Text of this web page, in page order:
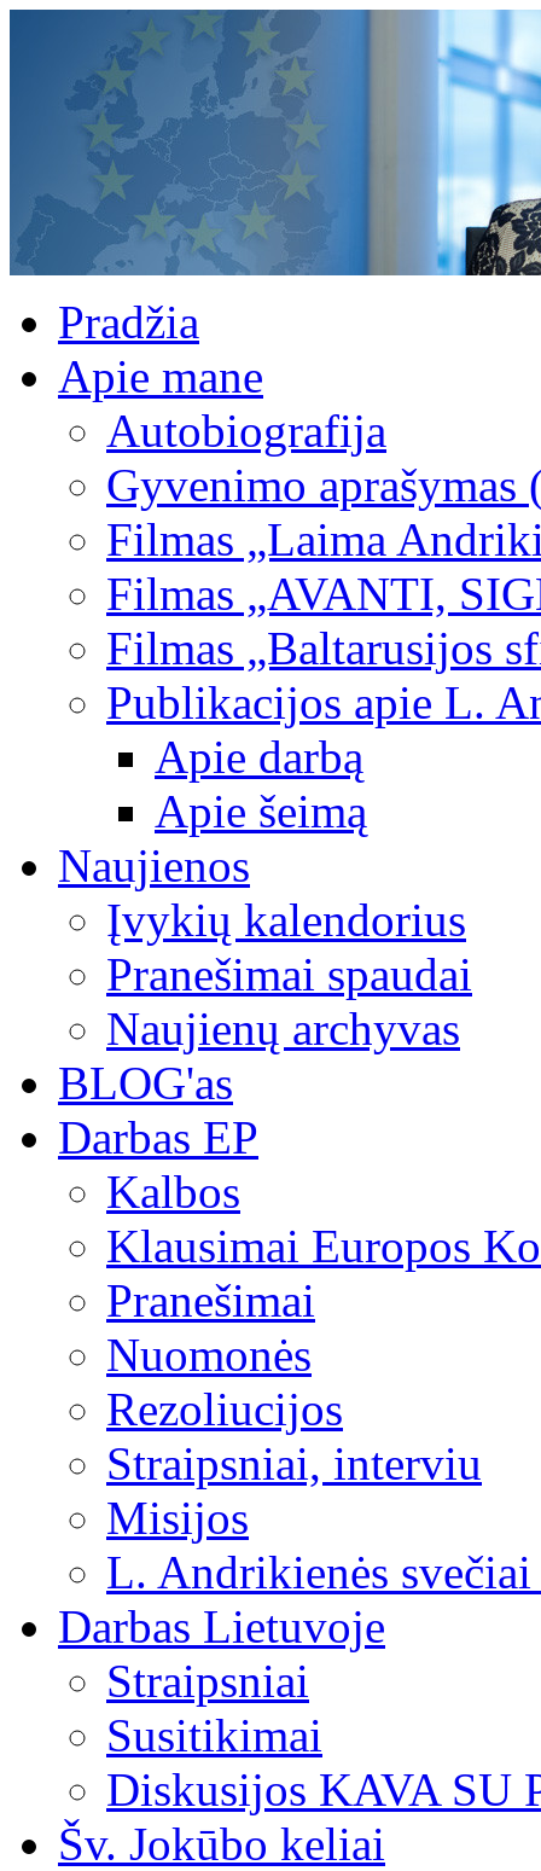
Pradžia
Apie mane
Autobiografija
Gyvenimo aprašymas
Filmas „Laima
Filmas „AVANTI,
Filmas „Baltarusijos
Publikacijos apie L.
Apie darbą
Apie šeimą
Naujienos
Įvykių kalendorius
Pranešimai spaudai
Naujienų archyvas
BLOG'as
Darbas EP
Kalbos
Klausimai Europos
Pranešimai
Nuomonės
Rezoliucijos
Straipsniai, interviu
Misijos
L. Andrikienės
Darbas Lietuvoje
Straipsniai
Susitikimai
Diskusijos KAVA SU
Šv. Jokūbo keliai